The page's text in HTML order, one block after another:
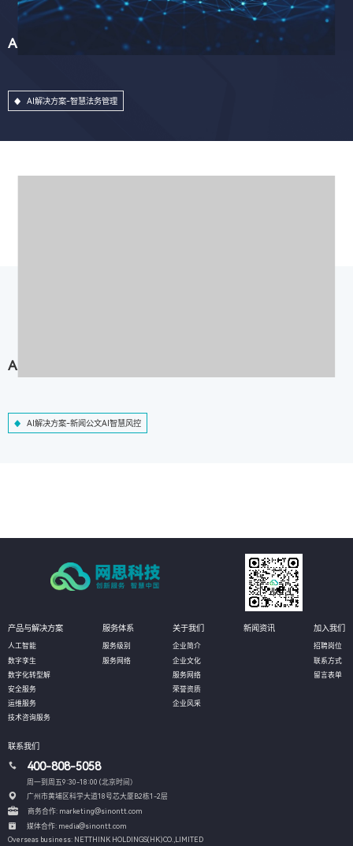
AI解决方案-智慧法务管理
AI解决方案-智慧法务管理
AI解决方案-新闻公文AI智慧风控
AI解决方案-新闻公文AI智慧风控
产品与解决方案
人工智能
数字孪生
数字化转型解
安全服务
运维服务
技术咨询服务
服务体系
服务级别
服务网络
关于我们
企业简介
企业文化
服务网络
荣誉资质
企业风采
新闻资讯 加入我们
招聘岗位
联系方式
留言表单
联系我们
400-808-5058
周一到周五9:30-18:00 (北京时间）
广州市黄埔区科学大道18号芯大厦B2栋1-2层
商务合作: marketing@sinontt.com
媒体合作: media@sinontt.com
Overseas business: NETTHINK HOLDINGS(HK)CO.,LIMITED